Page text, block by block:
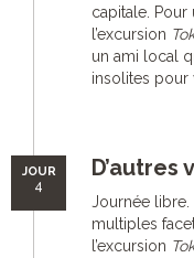
capitale.
l’excursion
un ami local
insolites pour
JOUR
4
D’autres
Journée
multiples
l’excursion